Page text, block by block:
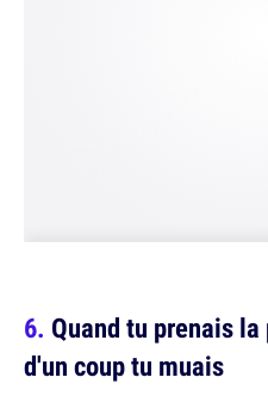
Quand tu prenais
d'un coup tu muais